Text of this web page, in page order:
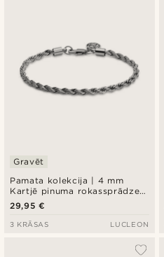
Pamata kolekcija | 4 mm
Kartjē pinuma rokassprādze
sudraba krāsā
Gravēt
29,95 €
3 KRĀSAS LUCLEON